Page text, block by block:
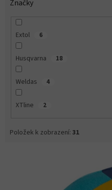
Značky
Extol 6
Husqvarna 18
Weldas 4
XTline 2
Položek k zobrazení: 31